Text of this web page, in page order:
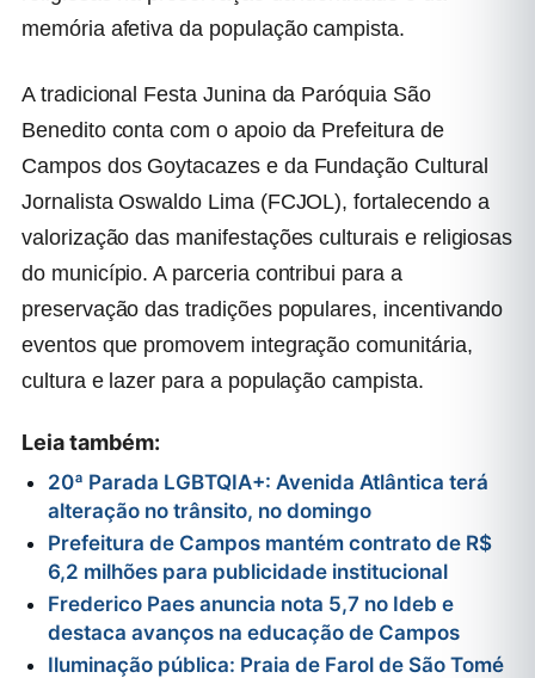
memória afetiva da população campista.
A tradicional Festa Junina da Paróquia São
Benedito conta com o apoio da Prefeitura de
Campos dos Goytacazes e da Fundação Cultural
Jornalista Oswaldo Lima (FCJOL), fortalecendo a
valorização das manifestações culturais e religiosas
do município. A parceria contribui para a
preservação das tradições populares, incentivando
eventos que promovem integração comunitária,
cultura e lazer para a população campista.
Leia também:
20ª Parada LGBTQIA+: Avenida Atlântica terá
alteração no trânsito, no domingo
Prefeitura de Campos mantém contrato de R$
6,2 milhões para publicidade institucional
Frederico Paes anuncia nota 5,7 no Ideb e
destaca avanços na educação de Campos
Iluminação pública: Praia de Farol de São Tomé